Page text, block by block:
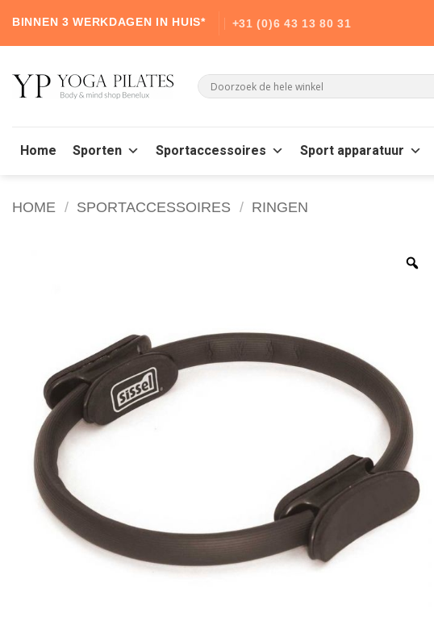
content
BINNEN 3 WERKDAGEN IN HUIS* +31 (0)6 43 13 80 31
Home Sporten Sportaccessoires Sport apparatuur
HOME / SPORTACCESSOIRES / RINGEN